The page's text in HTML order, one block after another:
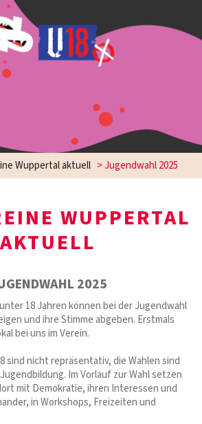
Wuppertal aktuell >Jugendwahl 2025
WUPPERTAL
AKTUELL
2025
18 Jahren können bei der Jugendwahl
und ihre Stimme abgeben. Erstmals
bei uns im Verein.
sind nicht repräsentativ, die Wahlen sind
Im Vorlauf zur Wahl setzen
mit Demokratie, ihren Interessen und
in Workshops, Freizeiten und